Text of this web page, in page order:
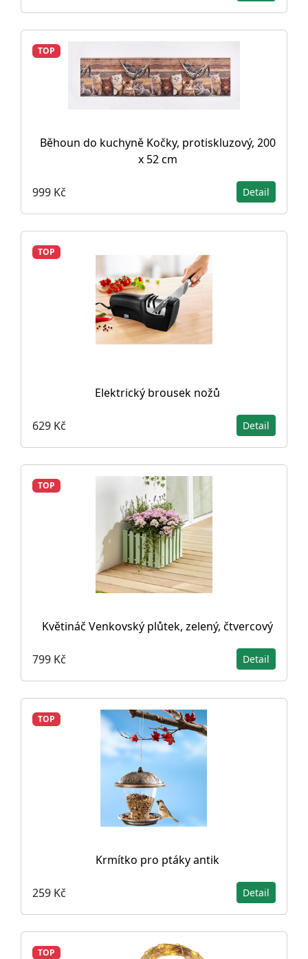
TOP
Běhoun do kuchyně Kočky, protiskluzový, 200
x 52 cm
999 Kč Detail
TOP
Elektrický brousek nožů
629 Kč Detail
TOP
Květináč Venkovský plůtek, zelený, čtvercový
799 Kč Detail
TOP
Krmítko pro ptáky antik
259 Kč Detail
TOP